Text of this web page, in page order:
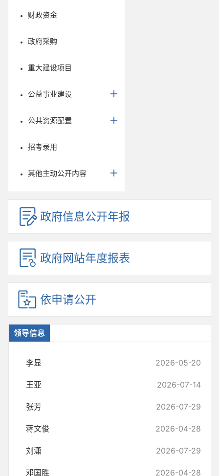
财政资金
政府采购
重大建设项目
公益事业建设
公共资源配置
招考录用
其他主动公开内容
政府信息公开年报
政府网站年度报表
依申请公开
领导信息
李显 2026-05-20
王亚 2026-07-14
张芳 2026-07-29
蒋文俊 2026-04-28
刘潇 2026-07-29
邓国胜 2026-04-28